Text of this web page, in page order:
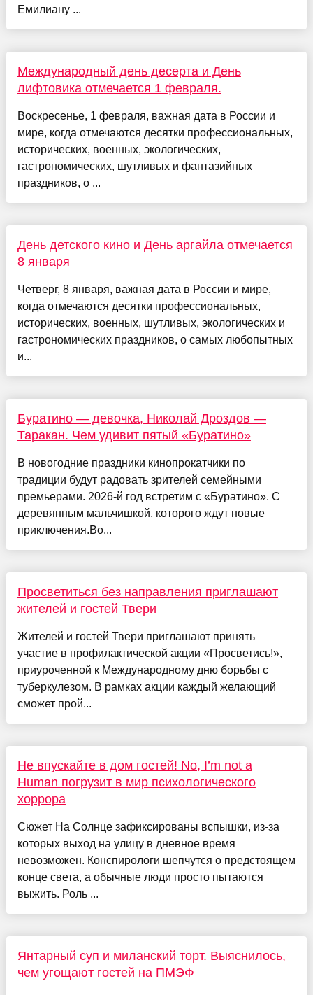
Емилиану ...
Международный день десерта и День
лифтовика отмечается 1 февраля.
Воскресенье, 1 февраля, важная дата в России и
мире, когда отмечаются десятки профессиональных,
исторических, военных, экологических,
гастрономических, шутливых и фантазийных
праздников, о ...
День детского кино и День аргайла отмечается
8 января
Четверг, 8 января, важная дата в России и мире,
когда отмечаются десятки профессиональных,
исторических, военных, шутливых, экологических и
гастрономических праздников, о самых любопытных
и...
Буратино — девочка, Николай Дроздов —
Таракан. Чем удивит пятый «Буратино»
В новогодние праздники кинопрокатчики по
традиции будут радовать зрителей семейными
премьерами. 2026-й год встретим с «Буратино». С
деревянным мальчишкой, которого ждут новые
приключения.Во...
Просветиться без направления приглашают
жителей и гостей Твери
Жителей и гостей Твери приглашают принять
участие в профилактической акции «Просветись!»,
приуроченной к Международному дню борьбы с
туберкулезом. В рамках акции каждый желающий
сможет прой...
Не впускайте в дом гостей! No, I’m not a
Human погрузит в мир психологического
хоррора
Cюжет На Солнце зафиксированы вспышки, из-за
которых выход на улицу в дневное время
невозможен. Конспирологи шепчутся о предстоящем
конце света, а обычные люди просто пытаются
выжить. Роль ...
Янтарный суп и миланский торт. Выяснилось,
чем угощают гостей на ПМЭФ